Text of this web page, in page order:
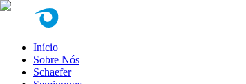
Início
Sobre Nós
Schaefer